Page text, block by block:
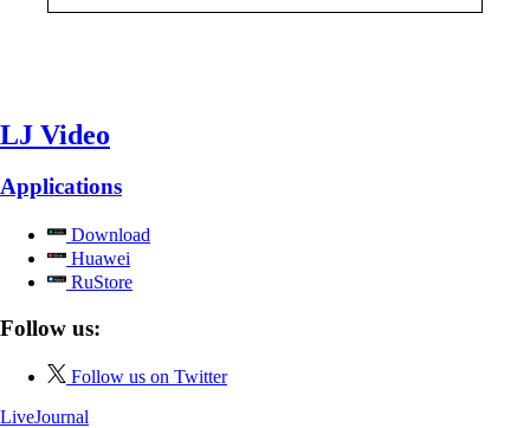
LJ Video
Applications
Download
Huawei
RuStore
Follow us:
Follow us on Twitter
LiveJournal